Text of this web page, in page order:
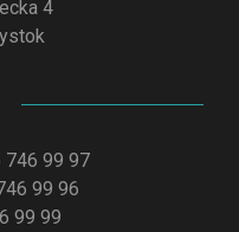
4
746 99 97
99 96
99 99